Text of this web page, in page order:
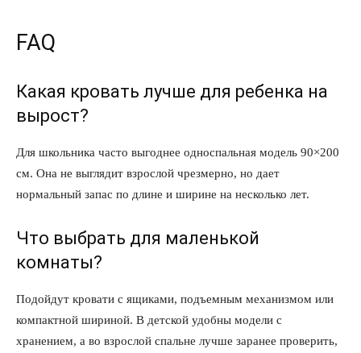
FAQ
Какая кровать лучше для ребенка на
вырост?
Для школьника часто выгоднее односпальная модель 90×200
см. Она не выглядит взрослой чрезмерно, но дает
нормальный запас по длине и ширине на несколько лет.
Что выбрать для маленькой
комнаты?
Подойдут кровати с ящиками, подъемным механизмом или
компактной шириной. В детской удобны модели с
хранением, а во взрослой спальне лучше заранее проверить,